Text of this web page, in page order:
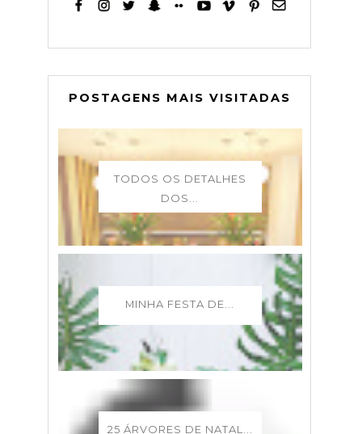
POSTAGENS MAIS VISITADAS
TODOS OS DETALHES
DOS...
MINHA FESTA DE...
25 ÁRVORES DE NATAL...